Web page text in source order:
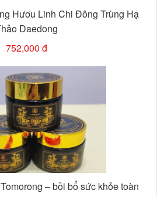
Hươu Linh Chi Đông Trùng Hạ
Daedong
752,000 đ
– bồi bổ sức khỏe toàn